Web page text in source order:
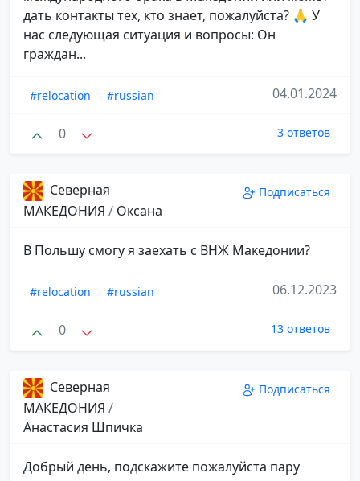
дать контакты тех, кто знает, пожалуйста? 🙏 У
нас следующая ситуация и вопросы: Он
граждан...
#relocation #russian 04.01.2024
0 3 ответов
Северная
МАКЕДОНИЯ / Оксана
Подписаться
В Польшу смогу я заехать с ВНЖ Македонии?
#relocation #russian 06.12.2023
0 13 ответов
Северная
МАКЕДОНИЯ /
Анастасия Шпичка
Подписаться
Добрый день, подскажите пожалуйста пару